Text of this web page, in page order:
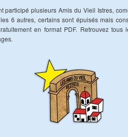
participé plusieurs Amis du Vieil Istres,
6 autres, certains sont épuisés mais
en format PDF. Retrouvez